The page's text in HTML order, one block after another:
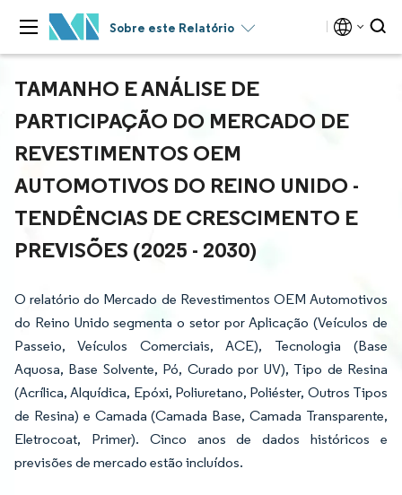
Sobre este Relatório
TAMANHO E ANÁLISE DE
PARTICIPAÇÃO DO MERCADO DE
REVESTIMENTOS OEM
AUTOMOTIVOS DO REINO UNIDO -
TENDÊNCIAS DE CRESCIMENTO E
PREVISÕES (2025 - 2030)
O relatório do Mercado de Revestimentos OEM Automotivos
do Reino Unido segmenta o setor por Aplicação (Veículos de
Passeio, Veículos Comerciais, ACE), Tecnologia (Base
Aquosa, Base Solvente, Pó, Curado por UV), Tipo de Resina
(Acrílica, Alquídica, Epóxi, Poliuretano, Poliéster, Outros Tipos
de Resina) e Camada (Camada Base, Camada Transparente,
Eletrocoat, Primer). Cinco anos de dados históricos e
previsões de mercado estão incluídos.